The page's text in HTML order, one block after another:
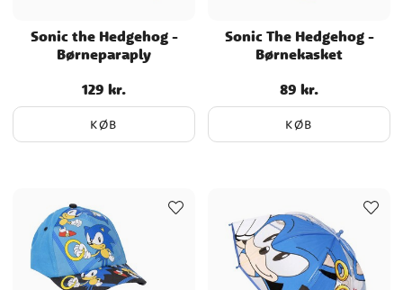
Sonic the Hedgehog -
Børneparaply
Pris:129 kr.
129 kr.
KØB
Sonic The Hedgehog -
Børnekasket
Pris: 89 kr.
89 kr.
KØB